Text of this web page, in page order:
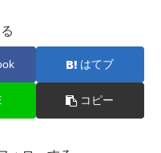
はてブ
コピー